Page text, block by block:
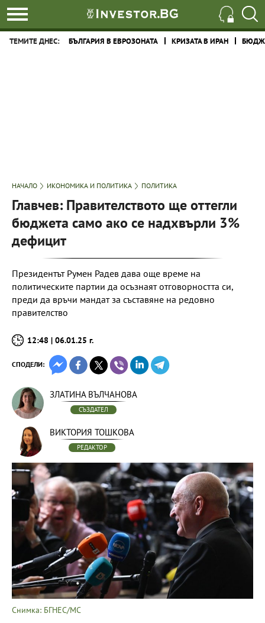
ТЕМИТЕ ДНЕС: БЪЛГАРИЯ В ЕВРОЗОНАТА КРИЗАТА В ИРАН
НАЧАЛО ИКОНОМИКА И ПОЛИТИКА ПОЛИТИКА
Главчев: Правителството ще оттегли
бюджета само ако се надхвърли 3%
дефицит
Президентът Румен Радев дава още време на
политическите партии да осъзнаят отговорността си,
преди да връчи мандат за съставяне на редовно
правителство
12:48 | 06.01.25 г.
СПОДЕЛИ:
ЗЛАТИНА ВЪЛЧАНОВА
СЪЗДАТЕЛ
ВИКТОРИЯ ТОШКОВА
РЕДАКТОР
Снимка: БГНЕС/МС